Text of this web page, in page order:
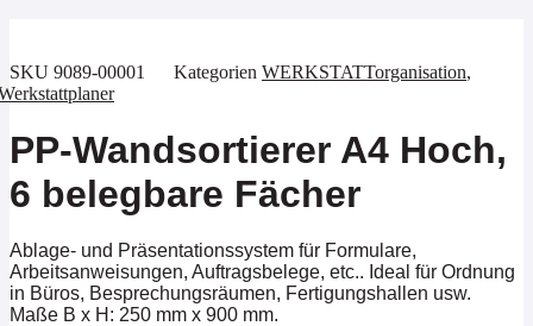
SKU 9089-00001 Kategorien WERKSTATTorganisation,
PP-Wandsortierer A4 Hoch,
6 belegbare Fächer
Ablage- und Präsentationssystem für Formulare,
Arbeitsanweisungen, Auftragsbelege, etc.. Ideal für Ordnung
in Büros, Besprechungsräumen, Fertigungshallen usw.
Maße B x H: 250 mm x 900 mm.